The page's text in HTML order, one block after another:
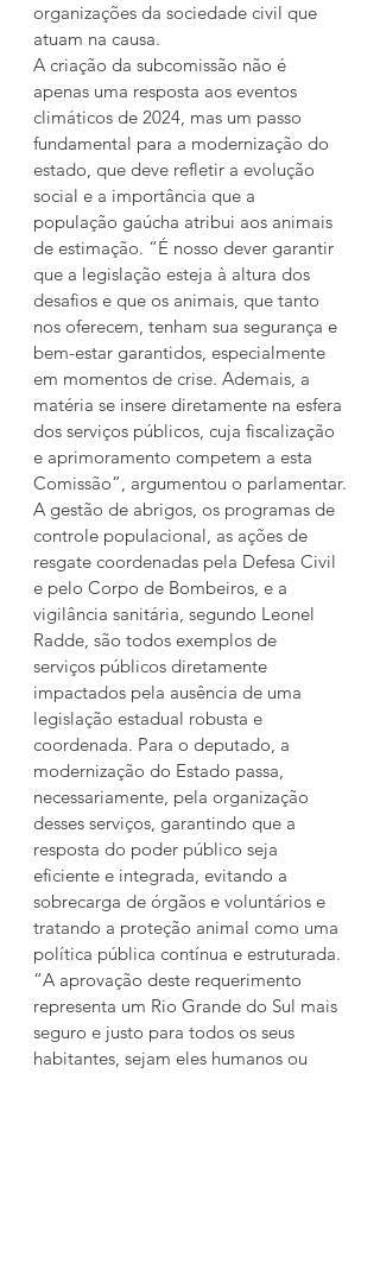
organizações da sociedade civil que
atuam na causa.
A criação da subcomissão não é
apenas uma resposta aos eventos
climáticos de 2024, mas um passo
fundamental para a modernização do
estado, que deve refletir a evolução
social e a importância que a
população gaúcha atribui aos animais
de estimação. “É nosso dever garantir
que a legislação esteja à altura dos
desafios e que os animais, que tanto
nos oferecem, tenham sua segurança e
bem-estar garantidos, especialmente
em momentos de crise. Ademais, a
matéria se insere diretamente na esfera
dos serviços públicos, cuja fiscalização
e aprimoramento competem a esta
Comissão”, argumentou o parlamentar.
A gestão de abrigos, os programas de
controle populacional, as ações de
resgate coordenadas pela Defesa Civil
e pelo Corpo de Bombeiros, e a
vigilância sanitária, segundo Leonel
Radde, são todos exemplos de
serviços públicos diretamente
impactados pela ausência de uma
legislação estadual robusta e
coordenada. Para o deputado, a
modernização do Estado passa,
necessariamente, pela organização
desses serviços, garantindo que a
resposta do poder público seja
eficiente e integrada, evitando a
sobrecarga de órgãos e voluntários e
tratando a proteção animal como uma
política pública contínua e estruturada.
“A aprovação deste requerimento
representa um Rio Grande do Sul mais
seguro e justo para todos os seus
habitantes, sejam eles humanos ou